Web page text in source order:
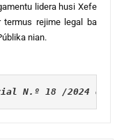
lidera husi Xefe
termus rejime legal ba
nian.
N.º 18 /2024 de